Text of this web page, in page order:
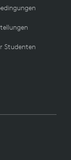
Studenten